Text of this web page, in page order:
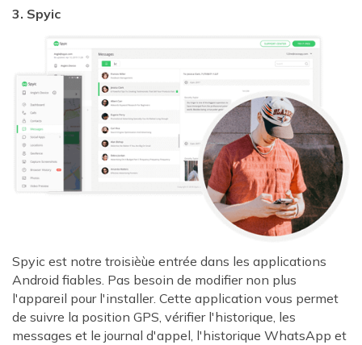
3. Spyic
Spyic est notre troisièùe entrée dans les applications
Android fiables. Pas besoin de modifier non plus
l'appareil pour l'installer. Cette application vous permet
de suivre la position GPS, vérifier l'historique, les
messages et le journal d'appel, l'historique WhatsApp et